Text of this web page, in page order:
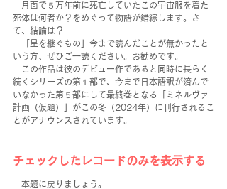
月面で５万年前に死亡していたこの宇宙服を着た
死体は何者か？をめぐって物語が錯綜します。さ
て、結論は？
「星を継ぐもの」今まで読んだことが無かったと
いう方、ぜひご一読ください。お勧めです。
この作品は彼のデビュー作であると同時に長らく
続くシリーズの第１部で、今まで日本語訳が済んで
いなかった第５部にして最終巻となる「ミネルヴァ
計画（仮題）」がこの冬（2024年）に刊行されるこ
とがアナウンスされています。
チェックしたレコードのみを表示する
本題に戻りましょう。